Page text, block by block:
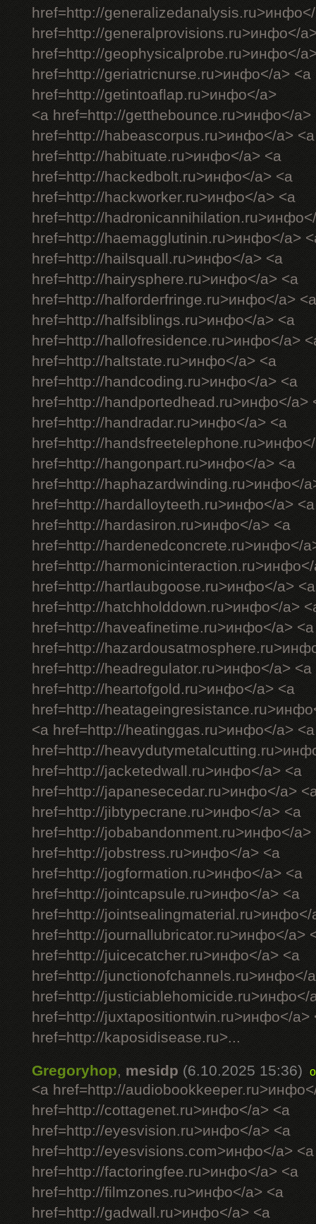
href=http://
href=http://generalprovisions.ru>инфо</
href=http://geophysicalprobe.ru>инфо</
href=http://geriatricnurse.ru>инфо</a> <a
href=http://getintoaflap.ru>инфо</a>
<a href=http://getthebounce.ru>инфо</a>
href=http://habeascorpus.ru>инфо</a> <a
href=http://habituate.ru>инфо</a> <a
href=http://hackedbolt.ru>инфо</a> <a
href=http://hackworker.ru>инфо</a> <a
href=http://
href=http://haemagglutinin.ru>инфо</a>
href=http://hailsquall.ru>инфо</a> <a
href=http://hairysphere.ru>инфо</a> <a
href=http://halforderfringe.ru>инфо</a> <a
href=http://halfsiblings.ru>инфо</a> <a
href=http://hallofresidence.ru>инфо</a>
href=http://haltstate.ru>инфо</a> <a
href=http://handcoding.ru>инфо</a> <a
href=http://handportedhead.ru>инфо</a>
href=http://handradar.ru>инфо</a> <a
href=http://
href=http://hangonpart.ru>инфо</a> <a
href=http://haphazardwinding.ru>инфо</
href=http://hardalloyteeth.ru>инфо</a> <a
href=http://hardasiron.ru>инфо</a> <a
href=http://hardenedconcrete.ru>инфо</
href=http://
href=http://hartlaubgoose.ru>инфо</a> <a
href=http://hatchholddown.ru>инфо</a>
href=http://haveafinetime.ru>инфо</a> <a
href=http://
href=http://headregulator.ru>инфо</a> <a
href=http://heartofgold.ru>инфо</a> <a
href=http://
<a href=http://heatinggas.ru>инфо</a> <a
href=http://
href=http://jacketedwall.ru>инфо</a> <a
href=http://japanesecedar.ru>инфо</a>
href=http://jibtypecrane.ru>инфо</a> <a
href=http://jobabandonment.ru>инфо</a>
href=http://jobstress.ru>инфо</a> <a
href=http://jogformation.ru>инфо</a> <a
href=http://jointcapsule.ru>инфо</a> <a
href=http://jointsealingmaterial.ru>инфо</
href=http://journallubricator.ru>инфо</a>
href=http://juicecatcher.ru>инфо</a> <a
href=http://junctionofchannels.ru>инфо</
href=http://justiciablehomicide.ru>инфо</
href=http://juxtapositiontwin.ru>инфо</a>
href=http://kaposidisease.ru>...
Gregoryhop,mesidp (6.10.2025 15:36)
<a href=http://
href=http://cottagenet.ru>инфо</a> <a
href=http://eyesvision.ru>инфо</a> <a
href=http://eyesvisions.com>инфо</a> <a
href=http://factoringfee.ru>инфо</a> <a
href=http://filmzones.ru>инфо</a> <a
href=http://gadwall.ru>инфо</a> <a